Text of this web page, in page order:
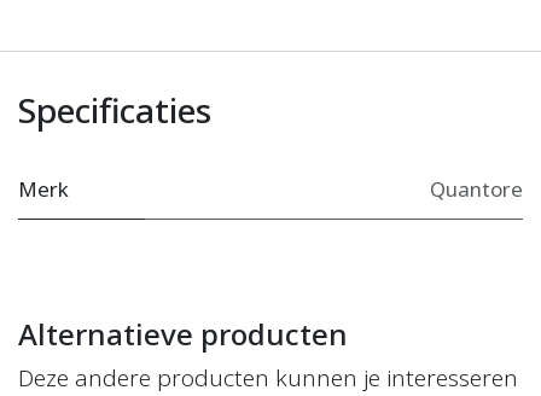
Specificaties
Merk Quantore
Alternatieve producten
Deze andere producten kunnen je interesseren